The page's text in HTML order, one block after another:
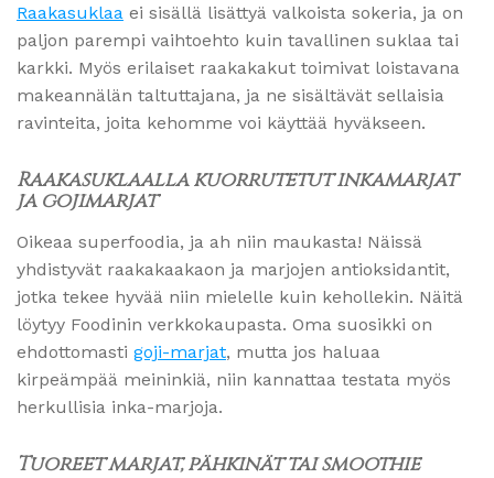
Raakasuklaa ei sisällä lisättyä valkoista sokeria, ja on
paljon parempi vaihtoehto kuin tavallinen suklaa tai
karkki. Myös erilaiset raakakakut toimivat loistavana
makeannälän taltuttajana, ja ne sisältävät sellaisia
ravinteita, joita kehomme voi käyttää hyväkseen.
Raakasuklaalla kuorrutetut inkamarjat
ja gojimarjat
Oikeaa superfoodia, ja ah niin maukasta! Näissä
yhdistyvät raakakaakaon ja marjojen antioksidantit,
jotka tekee hyvää niin mielelle kuin kehollekin. Näitä
löytyy Foodinin verkkokaupasta. Oma suosikki on
ehdottomasti goji-marjat, mutta jos haluaa
kirpeämpää meininkiä, niin kannattaa testata myös
herkullisia inka-marjoja.
Tuoreet marjat, pähkinät tai smoothie